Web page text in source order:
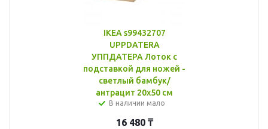
IKEA s99432707
UPPDATERA
УППДАТЕРА Лоток с
подставкой для ножей -
светлый бамбук/
антрацит 20x50 см
В наличии мало
16 480₸